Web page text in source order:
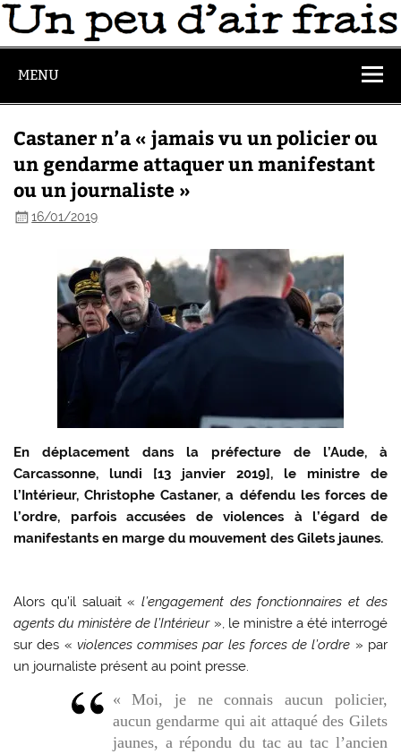
MENU
Castaner n’a « jamais vu un policier ou
un gendarme attaquer un manifestant
ou un journaliste »
16/01/2019
En déplacement dans la préfecture de l’Aude, à
Carcassonne, lundi [13 janvier 2019], le ministre de
l’Intérieur, Christophe Castaner, a défendu les forces de
l’ordre, parfois accusées de violences à l’égard de
manifestants en marge du mouvement des Gilets jaunes.
Alors qu’il saluait « l’engagement des fonctionnaires et des
agents du ministère de l’Intérieur», le ministre a été interrogé
sur des « violences commises par les forces de l’ordre » par
un journaliste présent au point presse.
« Moi, je ne connais aucun policier,
aucun gendarme qui ait attaqué des Gilets
jaunes, a répondu du tac au tac l’ancien